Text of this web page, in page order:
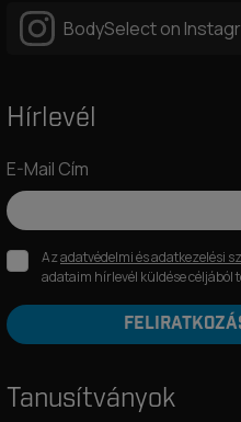
BodySelect on
Hírlevél
E-Mail Cím
Azadatvédelmi és adatkezelési
adataim hírlevél küldése
Tanusítványok